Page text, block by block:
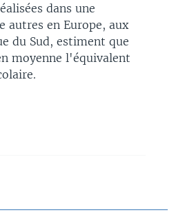
dans une
autres en Europe, aux
du Sud, estiment que
moyenne l'équivalent